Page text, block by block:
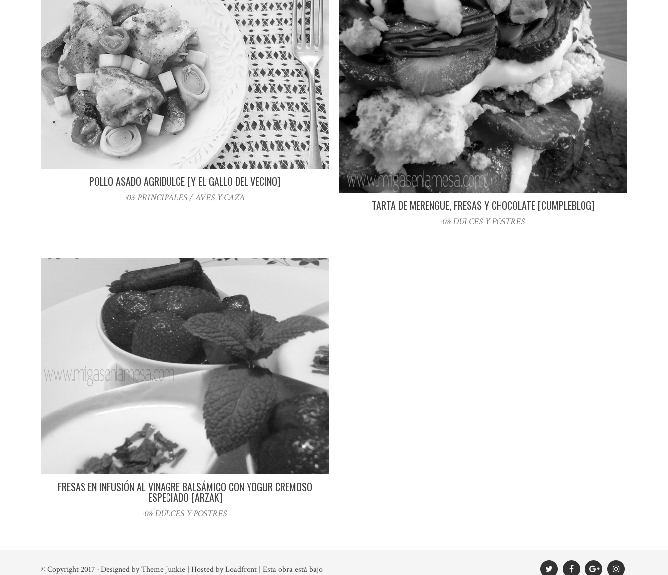
POLLO ASADO AGRIDULCE [Y EL GALLO DEL VECINO]
·03· PRINCIPALES / AVES Y CAZA
TARTA DE MERENGUE, FRESAS Y CHOCOLATE [CUMPLEBLOG]
·08· DULCES Y POSTRES
FRESAS EN INFUSIÓN AL VINAGRE BALSÁMICO CON YOGUR CREMOSO
ESPECIADO [ARZAK]
·08· DULCES Y POSTRES
© Copyright 2017 · Designed byTheme Junkie | Hosted byLoadfront Esta obra está bajo